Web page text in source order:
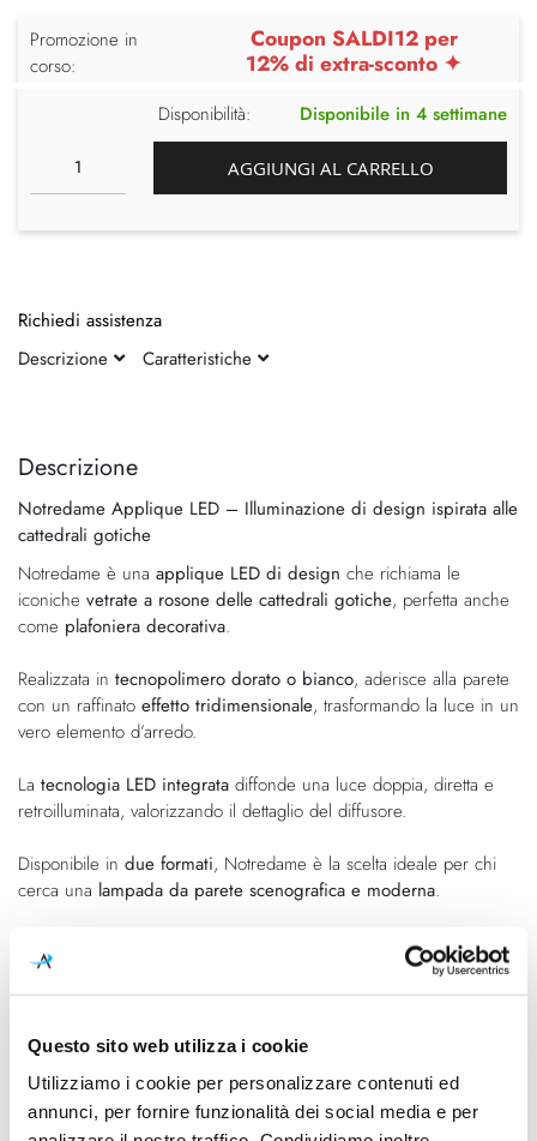
Questo sito web utilizza i cookie
Utilizziamo i cookie per personalizzare contenuti ed
annunci, per fornire funzionalità dei social media e per
fine
galleria
di
immagini
della
di
immagini
Descrizione
Notredame Applique LED – Illuminazione di design ispirata alle
cattedrali gotiche
Notredame è una applique LED di design che richiama le
iconiche vetrate a rosone delle cattedrali gotiche, perfetta anche
come plafoniera decorativa.
Realizzata in tecnopolimero dorato o bianco, aderisce alla parete
con un raffinato effetto tridimensionale, trasformando la luce in un
vero elemento d’arredo.
La tecnologia LED integrata diffonde una luce doppia, diretta e
retroilluminata, valorizzando il dettaglio del diffusore.
Disponibile in due formati, Notredame è la scelta ideale per chi
cerca una lampada da parete scenografica e moderna.
Caratteristiche
PL13030 INT
Luca De Bona & Dario De
Meo Design
Colore led
Dimensioni
Promozione in
corso:
Coupon SALDI12 per
12% di extra-sconto ✦
Disponibilità: Disponibile in 4 settimane
AGGIUNGI AL CARRELLO
Richiedi assistenza
Descrizione
Caratteristiche